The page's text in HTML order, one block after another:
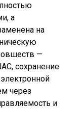
а
на
—
сохранение
через
и